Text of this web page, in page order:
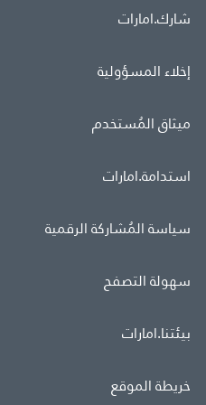
شارك.امارات
إخلاء المسؤولية
ميثاق المُستخدم
استدامة.امارات
سياسة المُشاركة الرقمية
سهولة التصفح
بيئتنا.امارات
خريطة الموقع